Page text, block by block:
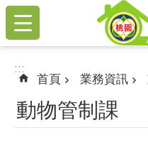
跳到主要內容區塊
:::
:::
首頁 業務資訊
動物管制課